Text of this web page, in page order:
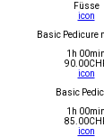
Füsse
icon
Basic Pedicure
1h 00min
90.00
icon
Basic
1h 00min
85.00
icon